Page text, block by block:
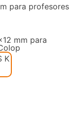
para profesores
mm para